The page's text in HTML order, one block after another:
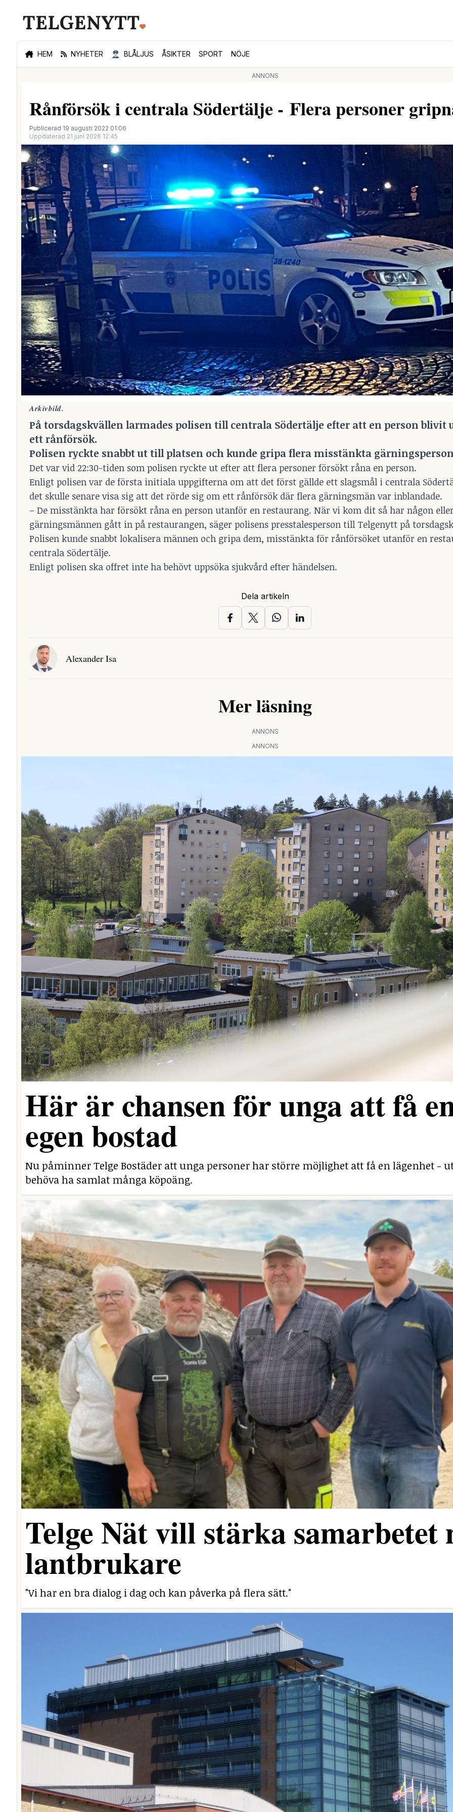
HEM NYHETER 👮🏻‍♂️ BLÅLJUS ÅSIKTER SPORT NÖJE
ANNONS
Rånförsök i centrala Södertälje - Flera personer
Publicerad 19 augusti 2022 01:06
Uppdaterad 21 juni 2026 12:45
Arkivbild.
På torsdagskvällen larmades polisen till centrala Södertälje efter att en person blivit
ett rånförsök.
Polisen ryckte snabbt ut till platsen och kunde gripa flera misstänkta
Det var vid 22:30-tiden som polisen ryckte ut efter att flera personer försökt råna en person.
Enligt polisen var de första initiala uppgifterna om att det först gällde ett slagsmål i centrala
det skulle senare visa sig att det rörde sig om ett rånförsök där flera gärningsmän var inblandade.
– De misstänkta har försökt råna en person utanför en restaurang. När vi kom dit så har någon
gärningsmännen gått in på restaurangen, säger polisens presstalesperson till Telgenytt på
Polisen kunde snabbt lokalisera männen och gripa dem, misstänkta för rånförsöket utanför en
centrala Södertälje.
Enligt polisen ska offret inte ha behövt uppsöka sjukvård efter händelsen.
Dela artikeln
Alexander Isa
Mer läsning
ANNONS
ANNONS
Här är chansen för unga att få
egen bostad
Nu påminner Telge Bostäder att unga personer har större möjlighet att få en lägenhet -
behöva ha samlat många köpoäng.
Telge Nät vill stärka samarbetet
lantbrukare
"Vi har en bra dialog i dag och kan påverka på flera sätt."